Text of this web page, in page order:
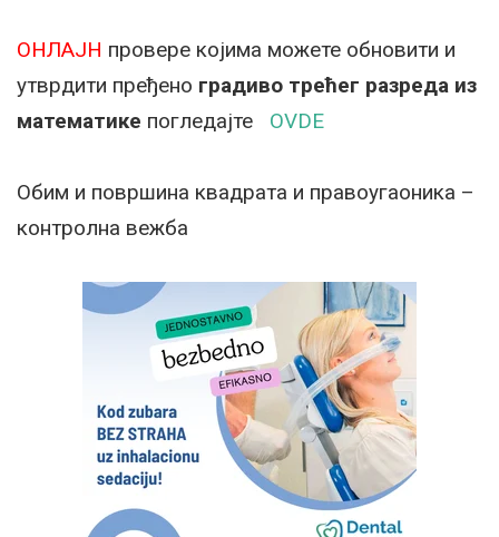
ОНЛАЈН провере којима можете обновити и
утврдити пређено градиво трећег разреда из
математике погледајте OVDE
Oбим и површина квадрата и правоугаоника –
контролна вежба